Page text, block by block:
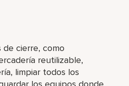
cierre, como
reutilizable,
limpiar todos los
los equipos donde